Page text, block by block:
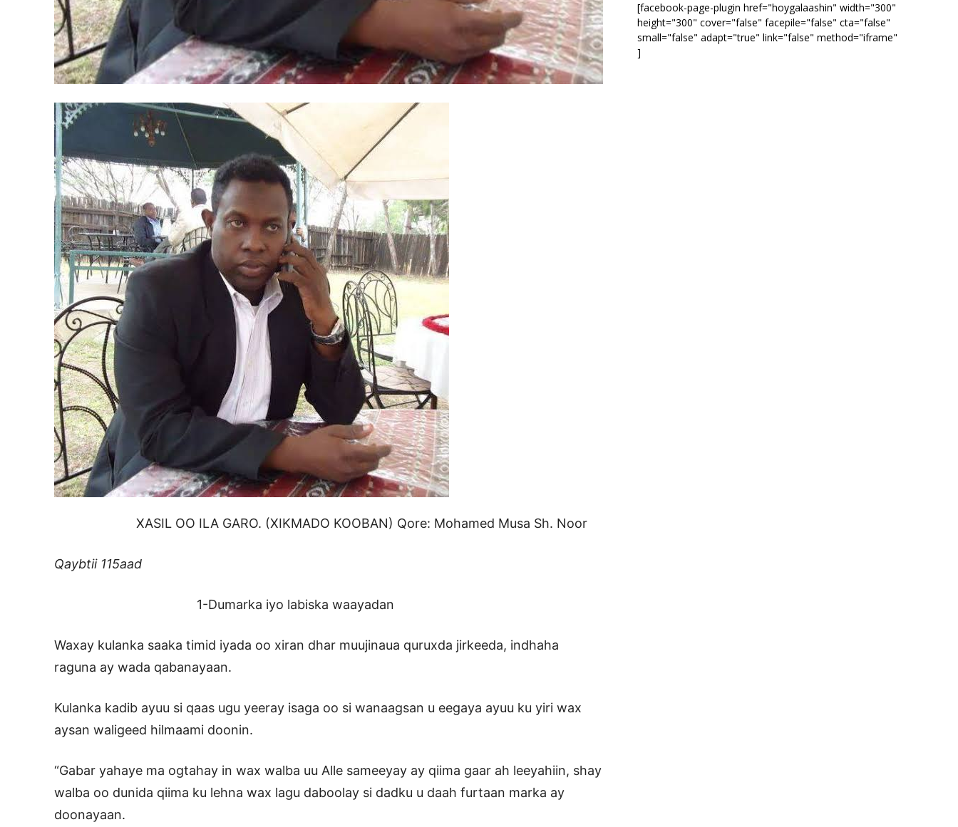
XASIL OO ILA GARO. (XIKMADO KOOBAN) Qore: Mohamed Musa Sh. Noor
Qaybtii 115aad
1-Dumarka iyo labiska waayadan
Waxay kulanka saaka timid iyada oo xiran dhar muujinaua quruxda jirkeeda, indhaha
raguna ay wada qabanayaan.
Kulanka kadib ayuu si qaas ugu yeeray isaga oo si wanaagsan u eegaya ayuu ku yiri wax
aysan waligeed hilmaami doonin.
“Gabar yahaye ma ogtahay in wax walba uu Alle sameeyay ay qiima gaar ah leeyahiin, shay
walba oo dunida qiima ku lehna wax lagu daboolay si dadku u daah furtaan marka ay
doonayaan.
[facebook-page-plugin href="hoygalaashin" width="300"
height="300" cover="false" facepile="false" cta="false"
small="false" adapt="true" link="false" method="iframe"
]